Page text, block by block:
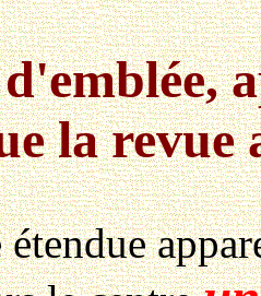
la revue